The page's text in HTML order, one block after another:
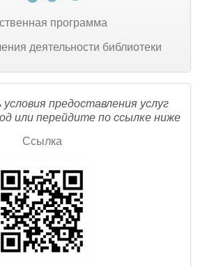
программа
деятельности библиотеки
предоставления услуг
или перейдите по ссылке ниже
Ссылка